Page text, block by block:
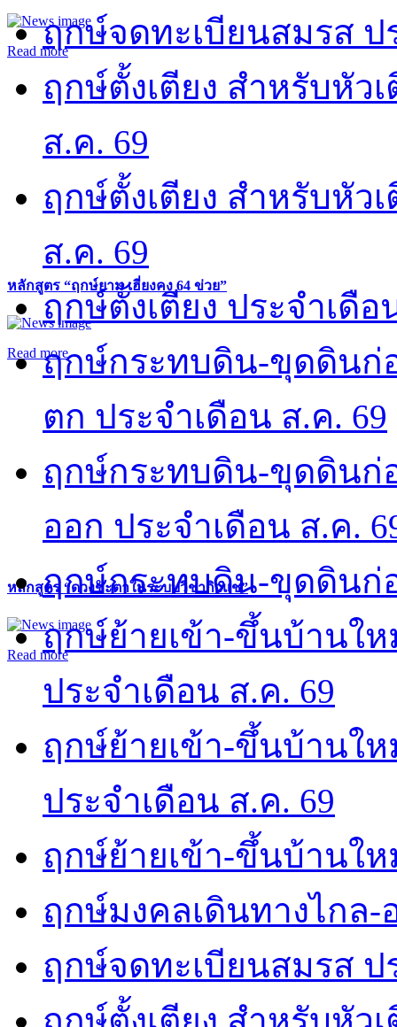
Read more
หลักสูตร “ฤกษ์ยาม เฮี่ยงคง 64 ข่วย”
Read more
หลักสูตร “ดวงชะตาในระบบวิชากิวแช”
Read more
ฤกษ์จดทะเบียนสมรส ป
ฤกษ์ตั้งเตียง สำหรับหัว
ส.ค. 69
ฤกษ์ตั้งเตียง สำหรับหัว
ส.ค. 69
ฤกษ์ตั้งเตียง ประจำเดือ
ฤกษ์กระทบดิน-ขุดดินก่
ตก ประจำเดือน ส.ค. 69
ฤกษ์กระทบดิน-ขุดดินก่
ออก ประจำเดือน ส.ค.
ฤกษ์กระทบดิน-ขุดดินก่
ฤกษ์ย้ายเข้า-ขึ้นบ้านใ
ประจำเดือน ส.ค. 69
ฤกษ์ย้ายเข้า-ขึ้นบ้านใ
ประจำเดือน ส.ค. 69
ฤกษ์ย้ายเข้า-ขึ้นบ้านให
ฤกษ์มงคลเดินทางไกล-
ฤกษ์จดทะเบียนสมรส ป